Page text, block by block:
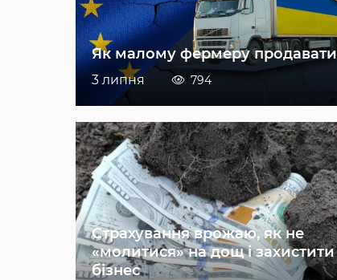
Як малому фермеру
3 липня 794
Страхування врожаю, як не
«молитися» на дощ і захистити
бізнес